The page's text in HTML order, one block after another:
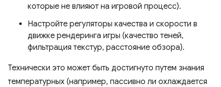
которые не влияют на игровой процесс).
Настройте регуляторы качества и скорости в
движке рендеринга игры (качество теней,
фильтрация текстур, расстояние обзора).
Технически это может быть достигнуто путем знания
температурных (например, пассивно ли охлаждается